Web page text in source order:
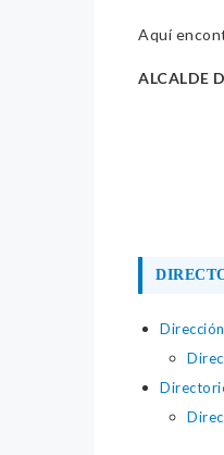
Aquí
ALCALDE